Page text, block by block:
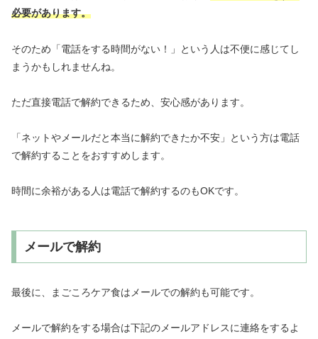
必要があります。
そのため「電話をする時間がない！」という人は不便に感じてし
まうかもしれませんね。
ただ直接電話で解約できるため、安心感があります。
「ネットやメールだと本当に解約できたか不安」という方は電話
で解約することをおすすめします。
時間に余裕がある人は電話で解約するのもOKです。
メールで解約
最後に、まごころケア食はメールでの解約も可能です。
メールで解約をする場合は下記のメールアドレスに連絡をするよ